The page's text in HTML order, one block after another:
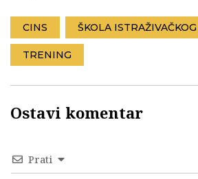
CINS ŠKOLA
TRENING
Ostavi komentar
Prati